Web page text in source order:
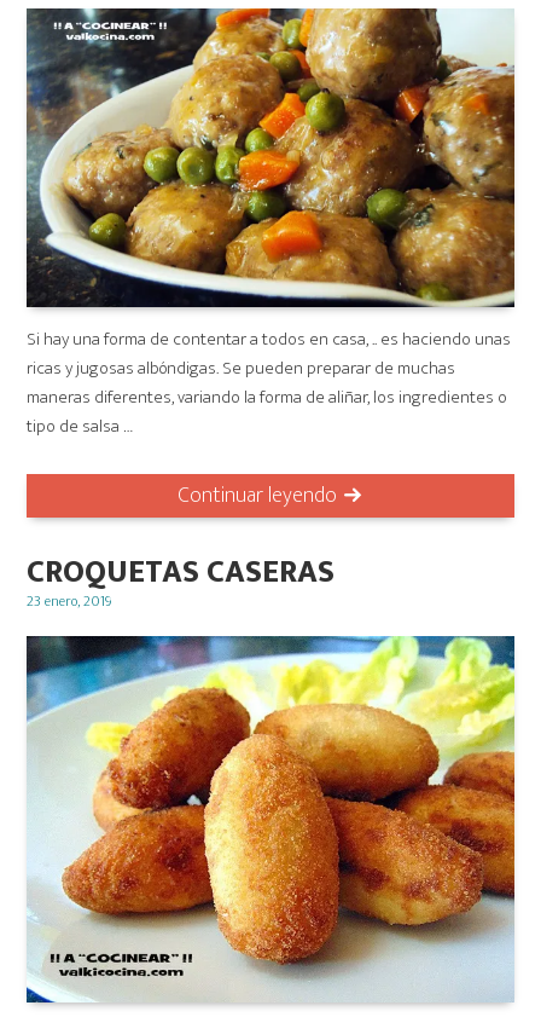
Si hay una forma de contentar a todos en casa, .. es haciendo unas
ricas y jugosas albóndigas. Se pueden preparar de muchas
maneras diferentes, variando la forma de aliñar, los ingredientes o
tipo de salsa …
Continuar leyendo
CROQUETAS CASERAS
Posted
23 enero, 2019